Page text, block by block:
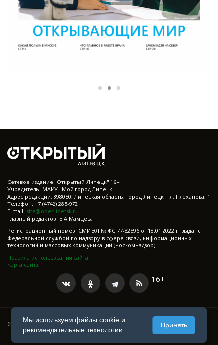
Cетевое издание "Открытый Липецк" 16+
Учредитель: МАИУ "Мой город Липецк"
Адрес редакции: 398050, Липецкая область, город Липецк, пл. Плеханова, 1
Телефон: +7 (4742) 285-972
E-mail: site@openlipetsk.ru
Главный редактор: Е.А.Мамцева
Регистрационный номер: СМИ ЭЛ № ФС 77-82596 от 18.01.2022 г. выдано
Федеральной службой по надзору в сфере связи, информационных
технологий и массовых коммуникаций (Роскомнадзор)
Правила использования сайта
Карта сайта
16+
© 2021-2025 Все права защищены
Мы используем файлы cookie и
рекомендательные технологии.
Принять